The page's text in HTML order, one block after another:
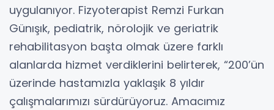
uygulanıyor. Fizyoterapist Remzi Furkan
Günışık, pediatrik, nörolojik ve geriatrik
rehabilitasyon başta olmak üzere farklı
alanlarda hizmet verdiklerini belirterek, “200’ün
üzerinde hastamızla yaklaşık 8 yıldır
çalışmalarımızı sürdürüyoruz. Amacımız